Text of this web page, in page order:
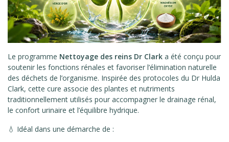
Le programme Nettoyage des reins Dr Clark a été conçu pour
soutenir les fonctions rénales et favoriser l’élimination naturelle
des déchets de l’organisme. Inspirée des protocoles du Dr Hulda
Clark, cette cure associe des plantes et nutriments
traditionnellement utilisés pour accompagner le drainage rénal,
le confort urinaire et l’équilibre hydrique.
💧 Idéal dans une démarche de :